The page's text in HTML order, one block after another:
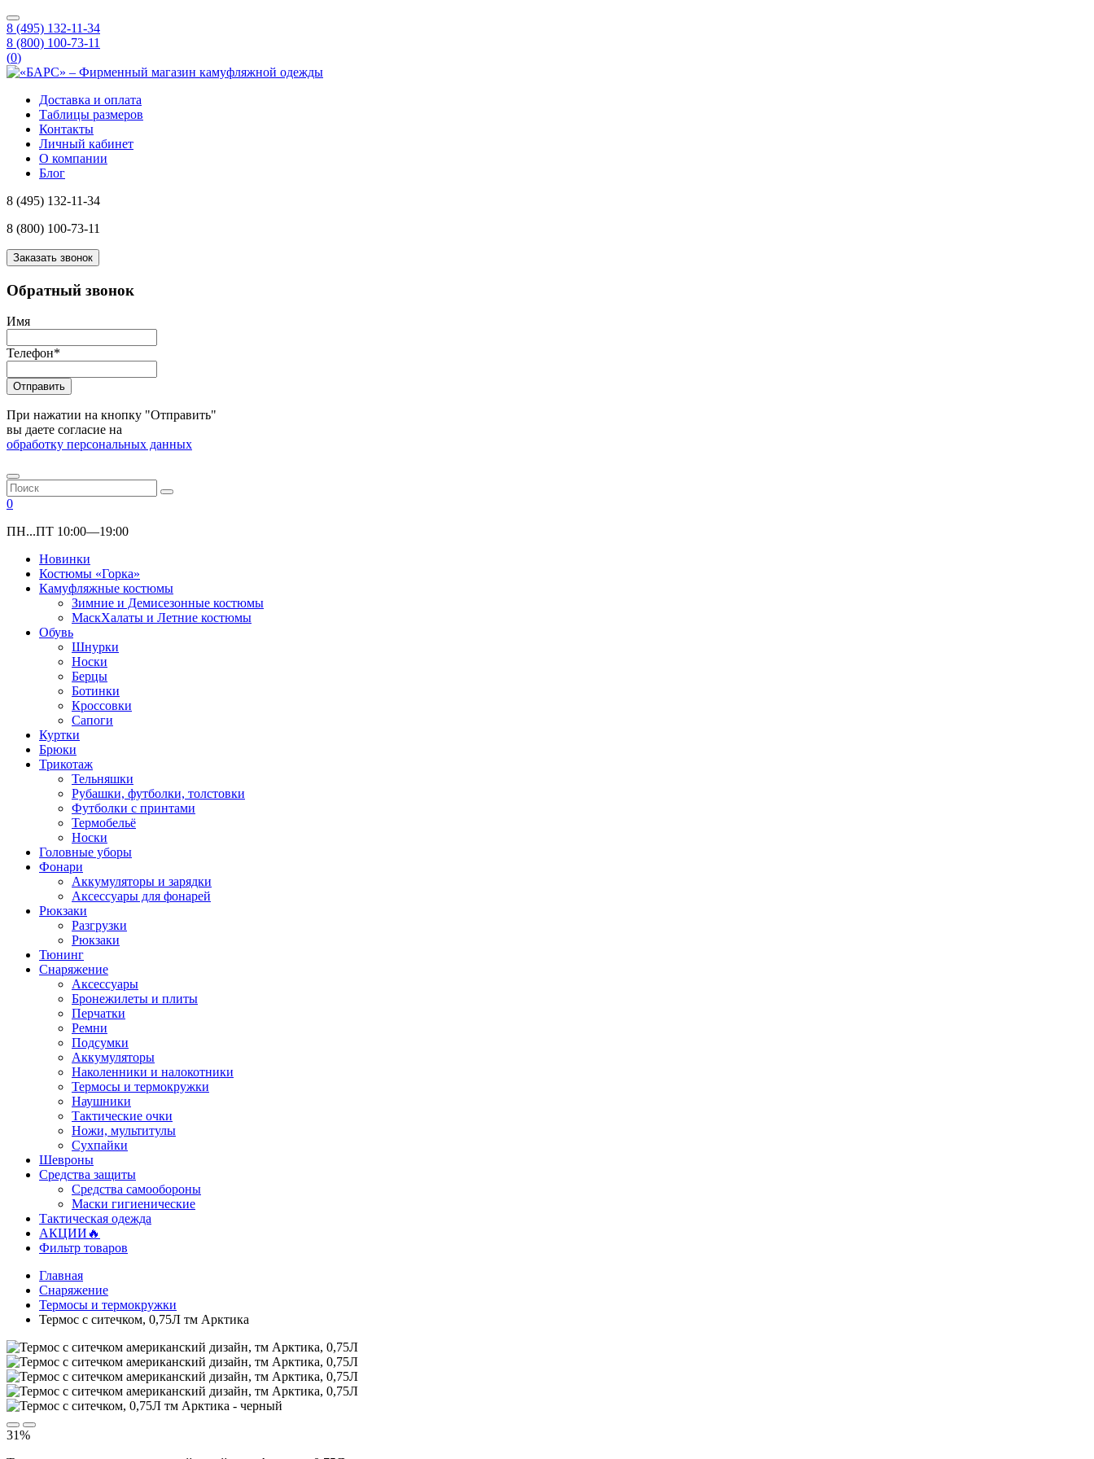
8 (495) 132-11-34
8 (800) 100-73-11
(0)
Доставка и оплата
Таблицы размеров
Контакты
Личный кабинет
О компании
Блог
8 (495) 132-11-34
8 (800) 100-73-11
Заказать звонок
Обратный звонок
Имя
Телефон*
Отправить
При нажатии на кнопку "Отправить"
вы даете согласие на
обработку персональных данных
0
ПН...ПТ 10:00—19:00
Новинки
Костюмы «Горка»
Камуфляжные костюмы
Зимние и Демисезонные костюмы
МаскХалаты и Летние костюмы
Обувь
Шнурки
Носки
Берцы
Ботинки
Кроссовки
Сапоги
Куртки
Брюки
Трикотаж
Тельняшки
Рубашки, футболки, толстовки
Футболки с принтами
Термобельё
Носки
Головные уборы
Фонари
Аккумуляторы и зарядки
Аксессуары для фонарей
Рюкзаки
Разгрузки
Рюкзаки
Тюнинг
Снаряжение
Аксессуары
Бронежилеты и плиты
Перчатки
Ремни
Подсумки
Аккумуляторы
Наколенники и налокотники
Термосы и термокружки
Наушники
Тактические очки
Ножи, мультитулы
Сухпайки
Шевроны
Средства защиты
Средства самообороны
Маски гигиенические
Тактическая одежда
АКЦИИ🔥
Фильтр товаров
Главная
Снаряжение
Термосы и термокружки
Термос с ситечком, 0,75Л тм Арктика
31%